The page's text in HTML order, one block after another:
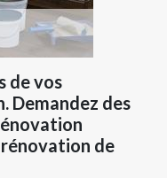
de vos
Demandez des
de